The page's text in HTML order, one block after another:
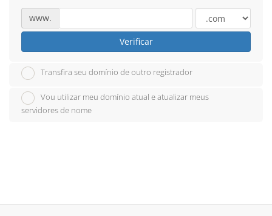
www.
Verificar
Transfira seu domínio de outro registrador
Vou utilizar meu domínio atual e atualizar meus
servidores de nome